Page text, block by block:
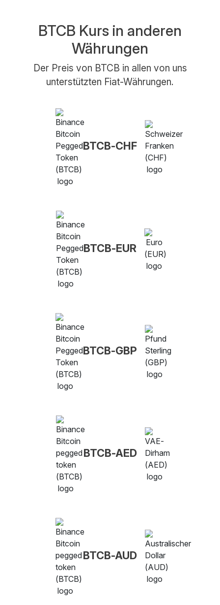
BTCB Kurs in anderen
Währungen
Der Preis von BTCB in allen von uns
unterstützten Fiat-Währungen.
BTCB-CHF
BTCB-EUR
BTCB-GBP
BTCB-AED
BTCB-AUD